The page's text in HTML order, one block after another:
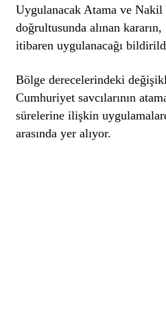
Uygulanacak Atama ve
doğrultusunda alınan
itibaren uygulanacağı
Bölge derecelerindeki
Cumhuriyet savcılarının
sürelerine ilişkin
arasında yer alıyor.